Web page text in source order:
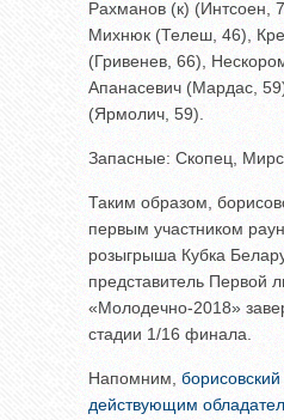
Рахманов (к) (Интсоен,
Михнюк (Телеш, 46),
(Гривенев, 66),
Апанасевич (Мардас,
(Ярмолич, 59).
Запасные: Скопец,
Таким образом,
первым участником
розыгрыша Кубка
представитель Первой
«Молодечно-2018»
стадии 1/16 финала.
Напомним,
действующим